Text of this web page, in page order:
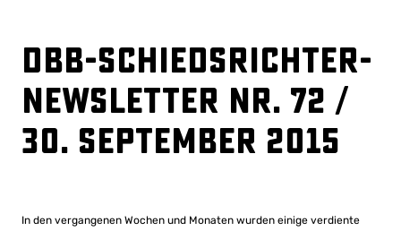
DBB-Schiedsrichter-
Newsletter Nr. 72 /
30. September 2015
In den vergangenen Wochen und Monaten wurden einige verdiente